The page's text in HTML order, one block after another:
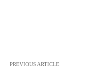
PREVIOUS ARTICLE